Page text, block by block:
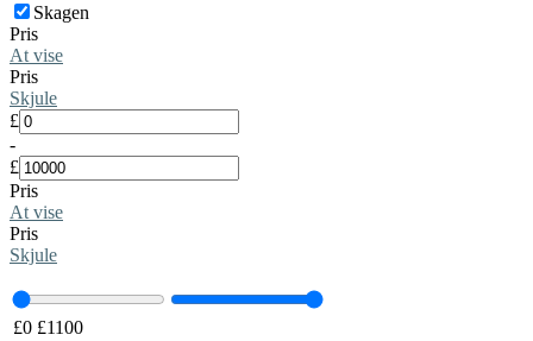
Skagen
Pris
At vise
Pris
Skjule
£
-
£
Pris
At vise
Pris
Skjule
£0 £1100